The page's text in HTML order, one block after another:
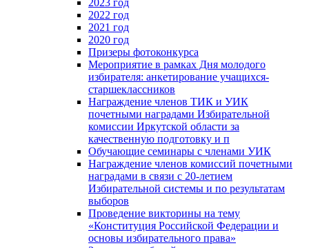
2023 год
2022 год
2021 год
2020 год
Призеры фотоконкурса
Мероприятие в рамках Дня молодого
избирателя: анкетирование учащихся-
старшеклассников
Награждение членов ТИК и УИК
почетными наградами Избирательной
комиссии Иркутской области за
качественную подготовку и п
Обучающие семинары с членами УИК
Награждение членов комиссий почетными
наградами в связи с 20-летием
Избирательной системы и по результатам
выборов
Проведение викторины на тему
«Конституция Российской Федерации и
основы избирательного права»